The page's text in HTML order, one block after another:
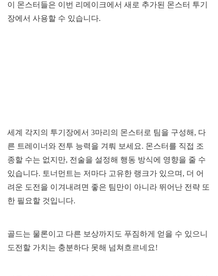
이 몬스터들은 이번 리메이크에서 새로 추가된 몬스터 투기
장에서 사용할 수 있습니다.
세계 각지의 투기장에서 3마리의 몬스터로 팀을 구성해, 다
른 트레이너와 전투 능력을 겨뤄 보세요. 몬스터를 직접 조
종할 수는 없지만, 전술을 설정해 행동 방식에 영향을 줄 수
있습니다. 토너먼트는 저마다 고유한 랭크가 있으며, 더 어
려운 도전을 이겨내려면 좋은 팀만이 아니라 뛰어난 전략 또
한 필요할 것입니다.
골드는 물론이고 다른 보상까지도 푸짐하게 얻을 수 있으니
도전할 가치는 충분하다 못해 넘쳐흐르네요!